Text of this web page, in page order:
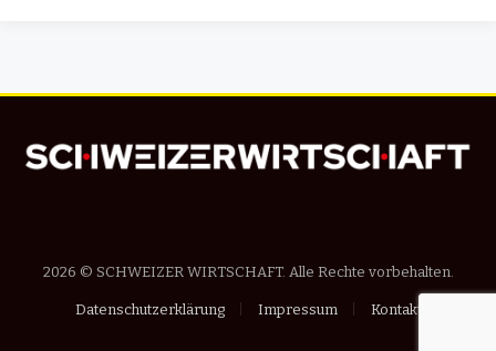
2026 © SCHWEIZER WIRTSCHAFT. Alle Rechte vorbehalten.
Datenschutzerklärung Impressum Kontakt